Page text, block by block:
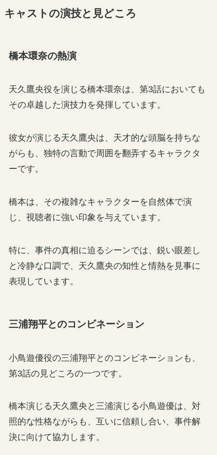
キャストの演技と見どころ
橋本環奈の熱演
天久鷹央役を演じる橋本環奈は、第3話においても
その卓越した演技力を発揮しています。
彼女が演じる天久鷹央は、天才的な頭脳を持ちな
がらも、独特の言動で周囲を翻弄するキャラクタ
ーです。
橋本は、その複雑なキャラクターを自然体で演
じ、視聴者に強い印象を与えています。
特に、事件の真相に迫るシーンでは、鋭い眼差し
と冷静な口調で、天久鷹央の知性と情熱を見事に
表現しています。
三浦翔平とのコンビネーション
小鳥遊優役の三浦翔平とのコンビネーションも、
第3話の見どころの一つです。
橋本演じる天久鷹央と三浦演じる小鳥遊優は、対
照的な性格ながらも、互いに信頼し合い、事件解
決に向けて協力します。